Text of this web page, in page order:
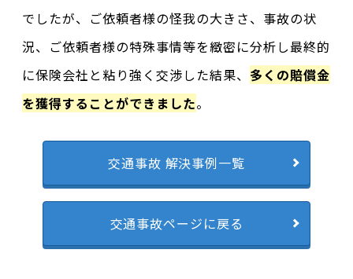
でしたが、ご依頼者様の怪我の大きさ、事故の状
況、ご依頼者様の特殊事情等を緻密に分析し最終的
に保険会社と粘り強く交渉した結果、 多くの賠償金
を獲得することができました。
交通事故 解決事例一覧
交通事故ページに戻る